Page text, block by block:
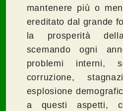
mantenere più o
ereditato dal grande
la prosperità
scemando ogni
problemi interni,
corruzione,
esplosione
a questi aspetti,